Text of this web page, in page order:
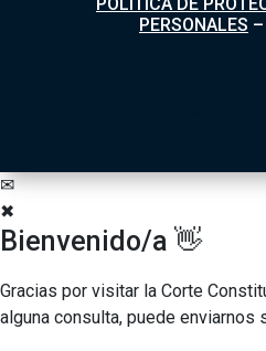
POLÍTICA DE
PERSONALES –
✉
✖
Bienvenido/a 👋
Gracias por visitar la Corte
alguna consulta, puede enviarnos